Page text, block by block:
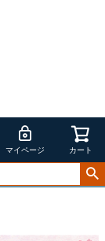
マイページ カート